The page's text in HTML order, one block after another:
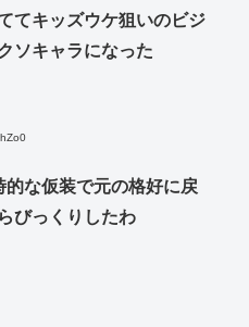
てキッズウケ狙いのビジ
ソキャラになった
な仮装で元の格好に戻
びっくりしたわ